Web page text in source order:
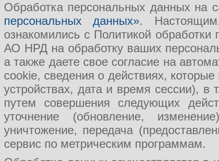
Обработка персональных данных на
персональных данных».
ознакомились с Политикой
АО НРД на обработку ваших
а также даете свое согласие на
cookie, сведения о действиях,
устройствах, дата и время сессии), в
путем совершения следующих
уточнение (обновление,
уничтожение, передача
сервис по метрическим программам.